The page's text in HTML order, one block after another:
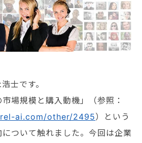
士です。
場規模と購入動機」（参照：
ai.com/other/2495）という
ついて触れました。今回は企業